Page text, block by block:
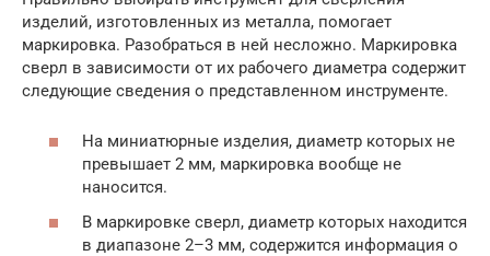
изделий, изготовленных из металла, помогает
маркировка. Разобраться в ней несложно. Маркировка
сверл в зависимости от их рабочего диаметра содержит
следующие сведения о представленном инструменте.
На миниатюрные изделия, диаметр которых не
превышает 2 мм, маркировка вообще не
наносится.
В маркировке сверл, диаметр которых находится
в диапазоне 2–3 мм, содержится информация о